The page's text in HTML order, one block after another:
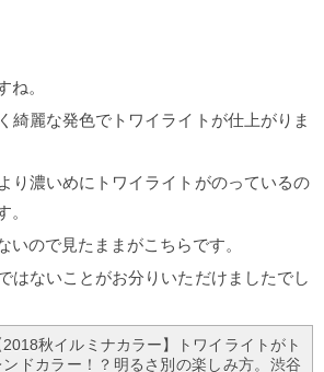
ね。
綺麗な発色でトワイライトが仕上がりま
り濃いめにトワイライトがのっているの
。
いので見たままがこちらです。
はないことがお分りいただけましたでし
2018秋イルミナカラー】トワイライトがト
ンドカラー！？明るさ別の楽しみ方。渋谷